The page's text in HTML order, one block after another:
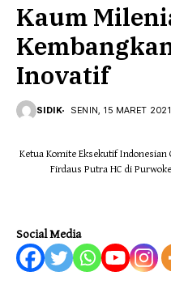
Kaum
Inovatif
SIDIK SENIN, 15 MARET
Ketua Komite Eksekutif
Firdaus Putra HC di
Social Media